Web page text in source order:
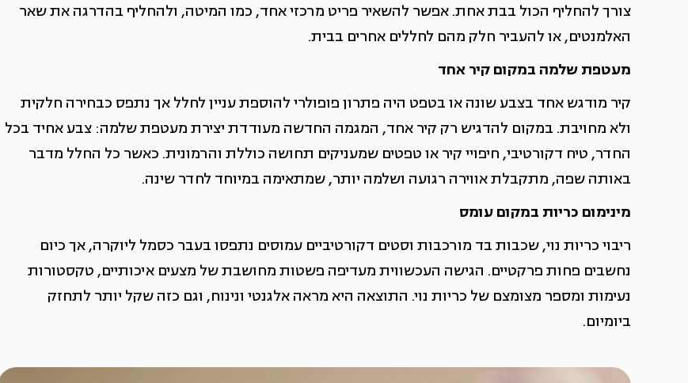
צורך להחליף הכול בבת אחת. אפשר להשאיר פריט מרכזי אחד, כמו המיטה, ולהחליף בהדרגה את שאר
האלמנטים, או להעביר חלק מהם לחללים אחרים בבית.
מעטפת שלמה במקום קיר אחד
קיר מודגש אחד בצבע שונה או בטפט היה פתרון פופולרי להוספת עניין לחלל אך נתפס כבחירה חלקית
ולא מחויבת. במקום להדגיש רק קיר אחד, המגמה החדשה מעודדת יצירת מעטפת שלמה: צבע אחיד בכל
החדר, טיח דקורטיבי, חיפויי קיר או טפטים שמעניקים תחושה כוללת והרמונית. כאשר כל החלל מדבר
באותה שפה, מתקבלת אווירה רגועה ושלמה יותר, שמתאימה במיוחד לחדר שינה.
מינימום כריות במקום עומס
ריבוי כריות נוי, שכבות בד מורכבות וסטים דקורטיביים עמוסים נתפסו בעבר כסמל ליוקרה, אך כיום
נחשבים פחות פרקטיים. הגישה העכשווית מעדיפה פשטות מחושבת של מצעים איכותיים, טקסטורות
נעימות ומספר מצומצם של כריות נוי. התוצאה היא מראה אלגנטי ונינוח, וגם כזה שקל יותר לתחזק
ביומיום.